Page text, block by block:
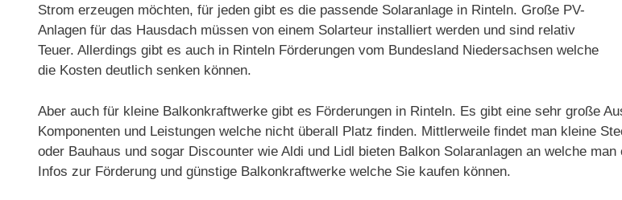
Strom erzeugen möchten, für jeden gibt es die passende Solaranlage in Rinteln. Große PV-
Anlagen für das Hausdach müssen von einem Solarteur installiert werden und sind relativ
Teuer. Allerdings gibt es auch in Rinteln Förderungen vom Bundesland Niedersachsen welche
die Kosten deutlich senken können.
Aber auch für kleine Balkonkraftwerke gibt es Förderungen in Rinteln. Es gibt eine sehr große
Komponenten und Leistungen welche nicht überall Platz finden. Mittlerweile findet man kleine
oder Bauhaus und sogar Discounter wie Aldi und Lidl bieten Balkon Solaranlagen an welche
Infos zur Förderung und günstige Balkonkraftwerke welche Sie kaufen können.